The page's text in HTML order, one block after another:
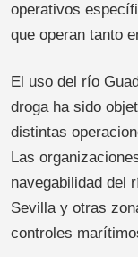
operativos
que operan tanto
El uso del río
droga ha sido
distintas
Las
navegabilidad del
Sevilla y otras
controles